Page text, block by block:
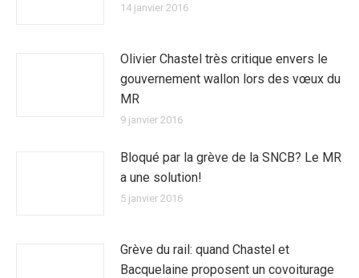
14 janvier 2016
Olivier Chastel très critique envers le
gouvernement wallon lors des vœux du
MR
9 janvier 2016
Bloqué par la grève de la SNCB? Le MR
a une solution!
5 janvier 2016
Grève du rail: quand Chastel et
Bacquelaine proposent un covoiturage